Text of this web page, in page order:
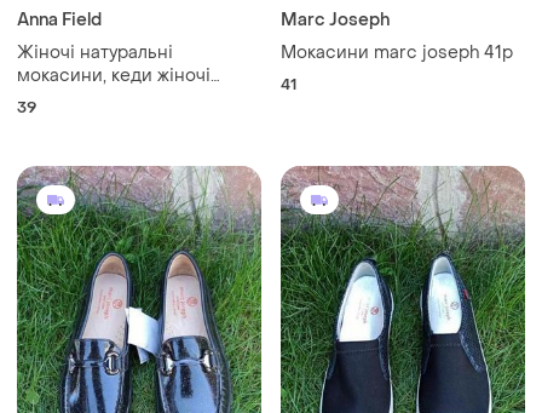
Anna Field
Жіночі натуральні
мокасини, кеди жіночі
натуральна тканина від
39
Marc Joseph
Мокасини marc joseph 41р
41